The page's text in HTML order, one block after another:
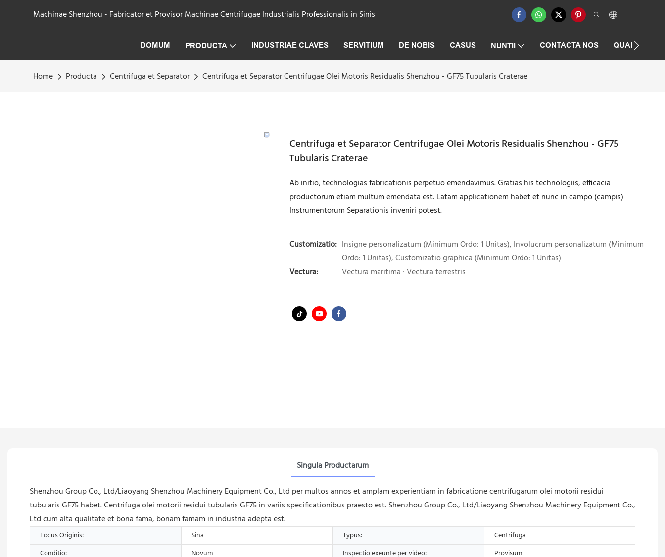
Machinae Shenzhou - Fabricator et Provisor Machinae Centrifugae Industrialis Professionalis in Sinis
DOMUM PRODUCTA INDUSTRIAE CLAVES SERVITIUM DE NOBIS CASUS NUNTII CONTACTA NOS
Home Producta Centrifuga et Separator Centrifuga et Separator Centrifugae Olei Motoris Residualis Shenzhou - GF75 Tubularis Craterae
Centrifuga et Separator Centrifugae Olei Motoris Residualis Shenzhou - GF75
Tubularis Craterae
Ab initio, technologias fabricationis perpetuo emendavimus. Gratias his technologiis, efficacia
productorum etiam multum emendata est. Latam applicationem habet et nunc in campo (campis)
Instrumentorum Separationis inveniri potest.
Customizatio: Insigne personalizatum (Minimum Ordo: 1 Unitas), Involucrum personalizatum (Minimum
Ordo: 1 Unitas), Customizatio graphica (Minimum Ordo: 1 Unitas)
Vectura:
Vectura maritima · Vectura terrestris
Singula Productarum
Shenzhou Group Co., Ltd/Liaoyang Shenzhou Machinery Equipment Co., Ltd per multos annos et amplam experientiam in fabricatione centrifugarum olei motorii residui
tubularis GF75 habet. Centrifuga olei motorii residui tubularis GF75 in variis specificationibus praesto est. Shenzhou Group Co., Ltd/Liaoyang Shenzhou Machinery Equipment Co.,
Ltd cum alta qualitate et bona fama, bonam famam in industria adepta est.
Locus Originis: Sina Typus:
Centrifuga
Conditio:
Novum Inspectio exeunte per video:
Provisum